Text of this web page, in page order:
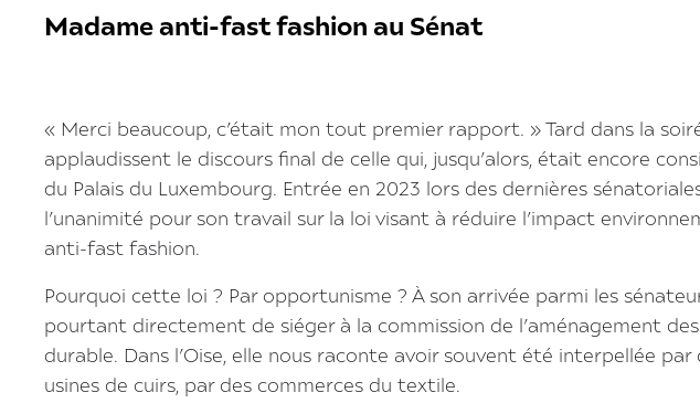
Madame anti-fast fashion au Sénat
« Merci beaucoup, c’était mon tout premier rapport. » Tard dans la
applaudissent le discours final de celle qui, jusqu’alors, était encore
du Palais du Luxembourg. Entrée en 2023 lors des dernières
l’unanimité pour son travail sur la loi visant à réduire l’impact
anti-fast fashion.
Pourquoi cette loi ? Par opportunisme ? À son arrivée parmi les
pourtant directement de siéger à la commission de l’aménagement
durable. Dans l’Oise, elle nous raconte avoir souvent été interpellée
usines de cuirs, par des commerces du textile.